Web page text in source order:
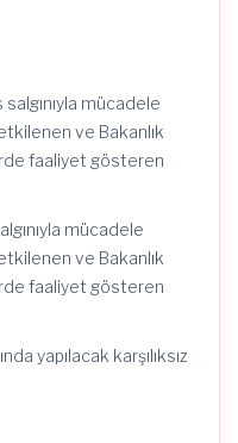
mücadele
ve Bakanlık
faaliyet gösteren
mücadele
ve Bakanlık
faaliyet gösteren
yapılacak karşılıksız